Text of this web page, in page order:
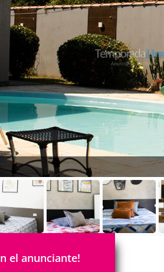
el anunciante!